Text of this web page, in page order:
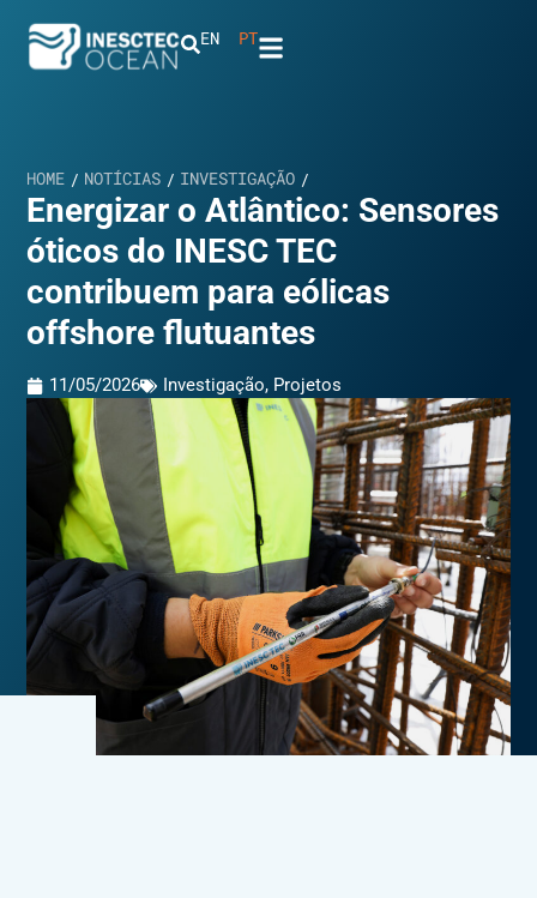
EN PT
HOME / NOTÍCIAS / INVESTIGAÇÃO /
Energizar o Atlântico: Sensores
óticos do INESC TEC
contribuem para eólicas
offshore flutuantes
11/05/2026 Investigação, Projetos